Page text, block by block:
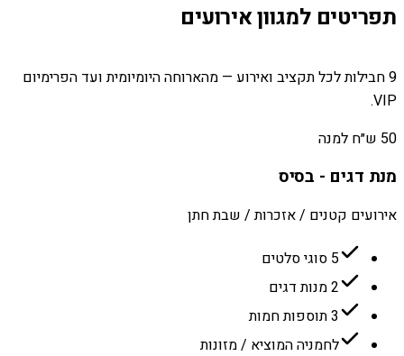
תפריטים למגוון אירועים
9 חבילות לכל תקציב ואירוע — מהארוחה היומיומית ועד הפרימיום
VIP.
50 ש״ח למנה
מנת דגים - בסיס
אירועים קטנים / אזכרות / שבת חתן
5 סוגי סלטים
2 מנות דגים
3 תוספות חמות
לחמניה המוציא / מזונות